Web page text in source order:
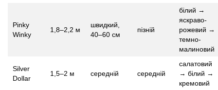
Pinky
Winky
1,8–2,2 м
швидкий,
40–60 см
пізній
білий →
яскраво-
рожевий →
темно-
малиновий
Silver
Dollar
1,5–2 м середній середній
салатовий
→ білий →
кремовий